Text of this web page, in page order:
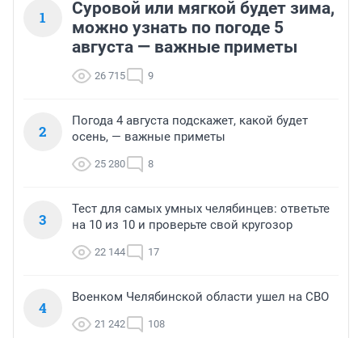
1
Суровой или мягкой будет зима,
можно узнать по погоде 5
августа — важные приметы
26 715 9
2
Погода 4 августа подскажет, какой будет
осень, — важные приметы
25 280 8
3
Тест для самых умных челябинцев: ответьте
на 10 из 10 и проверьте свой кругозор
22 144 17
4
Военком Челябинской области ушел на СВО
21 242 108